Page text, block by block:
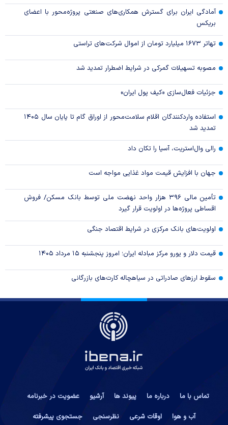
آمادگی ایران برای گسترش همکاری‌های صنعتی پروژه‌محور با اعضای
بریکس
تهاتر ۱۶۷۳ میلیارد تومان از اموال شرکت‌های تراستی
مصوبه تسهیلات گمرکی در شرایط اضطرار تمدید شد
جزئیات فعال‌سازی «کیف پول ایران»
استفاده واردکنندگان اقلام سلامت‌محور از اوراق گام تا پایان سال ۱۴۰۵
تمدید شد
رالی وال‌استریت، آسیا را تکان داد
جهان با افزایش قیمت مواد غذایی مواجه است
تأمین مالی ۳۹۶ هزار واحد نهضت ملی توسط بانک مسکن/ فروش
اقساطی پروژه‌ها در اولویت قرار گیرد
اولویت‌های بانک مرکزی در شرایط اقتصاد جنگی
قیمت دلار و یورو مرکز مبادله ایران؛ امروز پنجشنبه ۱۵ مرداد ۱۴۰۵
سقوط ارزهای صادراتی در سیاهچاله کارت‌های بازرگانی
تماس با ما درباره ما پیوند ها آرشیو
عضویت در خبرنامه
آب و هوا
اوقات شرعی نظرسنجی جستجوی پیشرفته